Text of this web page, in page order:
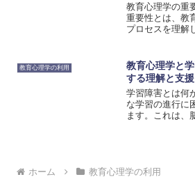
教育心理学の重
重要性とは、教
プロセスを理解
イル、認知プロ
者が効果的な教
教育心理学の利用
教育心理学と
する理解と支援
学習障害とは何
な学習の進行に
ます。これは、
ホーム
教育心理学の利用